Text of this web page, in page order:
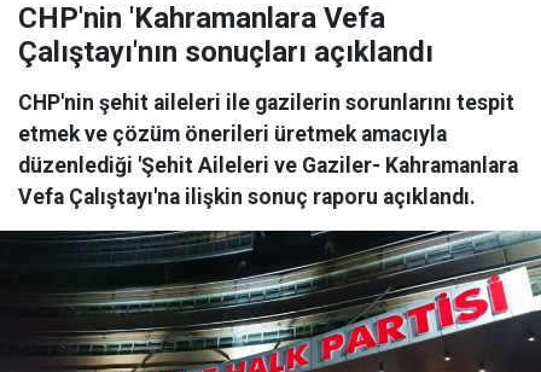
CHP'nin 'Kahramanlara Vefa
Çalıştayı'nın sonuçları açıklandı
CHP'nin şehit aileleri ile gazilerin sorunlarını tespit
etmek ve çözüm önerileri üretmek amacıyla
düzenlediği 'Şehit Aileleri ve Gaziler- Kahramanlara
Vefa Çalıştayı'na ilişkin sonuç raporu açıklandı.